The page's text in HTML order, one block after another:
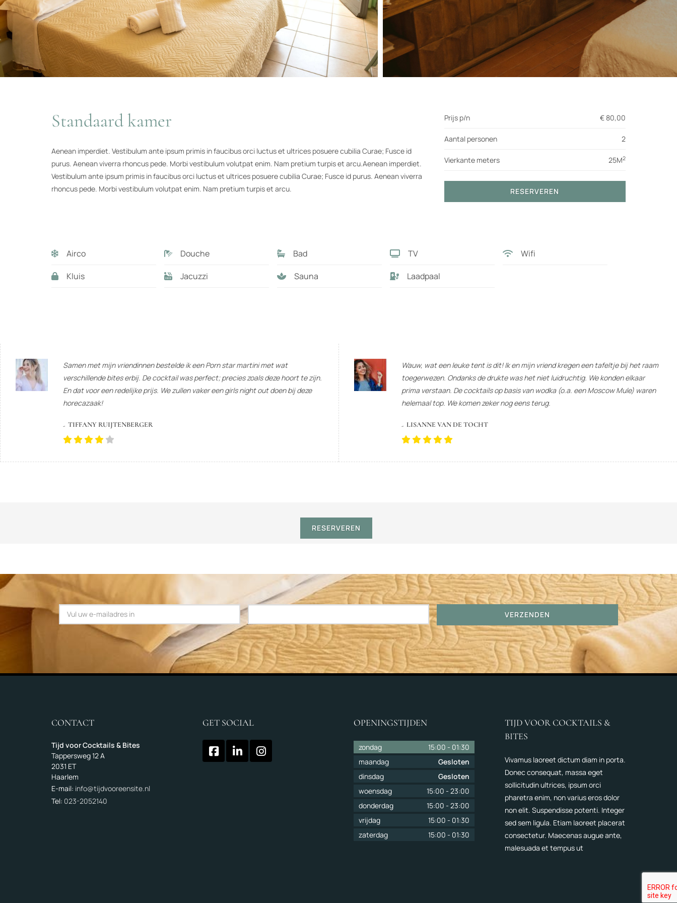
Standaard kamer
Aenean imperdiet. Vestibulum ante ipsum primis in faucibus orci luctus et ultrices posuere cubilia Curae; Fusce id
purus. Aenean viverra rhoncus pede. Morbi vestibulum volutpat enim. Nam pretium turpis et arcu.Aenean imperdiet.
Vestibulum ante ipsum primis in faucibus orci luctus et ultrices posuere cubilia Curae; Fusce id purus. Aenean viverra
rhoncus pede. Morbi vestibulum volutpat enim. Nam pretium turpis et arcu.
Prijs p/n € 80,00
Aantal personen 2
Vierkante meters 25M2
RESERVEREN
Airco Douche Bad TV Wifi
Kluis Jacuzzi Sauna Laadpaal
RESERVEREN
Samen met mijn vriendinnen bestelde ik een Porn star martini met wat
verschillende bites erbij. De cocktail was perfect; precies zoals deze hoort te zijn.
En dat voor een redelijke prijs. We zullen vaker een girls night out doen bij deze
horecazaak!
TIFFANY RUIJTENBERGER
Wauw, wat een leuke tent is dit! Ik en mijn vriend kregen een tafeltje bij het raam
toegerwezen. Ondanks de drukte was het niet luidruchtig. We konden elkaar
prima verstaan. De cocktails op basis van wodka (o.a. een Moscow Mule) waren
helemaal top. We komen zeker nog eens terug.
LISANNE VAN DE TOCHT
E-mail Reservering van VERZENDEN
CONTACT
Tijd voor Cocktails & Bites
Tappersweg 12 A
2031 ET
Haarlem
E-mail: info@tijdvooreensite.nl
Tel: 023-2052140
GET SOCIAL OPENINGSTIJDEN
zondag 15:00 - 01:30
maandag
Gesloten
dinsdag
Gesloten
woensdag
15:00 - 23:00
donderdag
15:00 - 23:00
vrijdag
15:00 - 01:30
zaterdag
15:00 - 01:30
TIJD VOOR COCKTAILS &
BITES
Vivamus laoreet dictum diam in porta.
Donec consequat, massa eget
sollicitudin ultrices, ipsum orci
pharetra enim, non varius eros dolor
non elit. Suspendisse potenti. Integer
sed sem ligula. Etiam laoreet placerat
consectetur. Maecenas augue ante,
malesuada et tempus ut